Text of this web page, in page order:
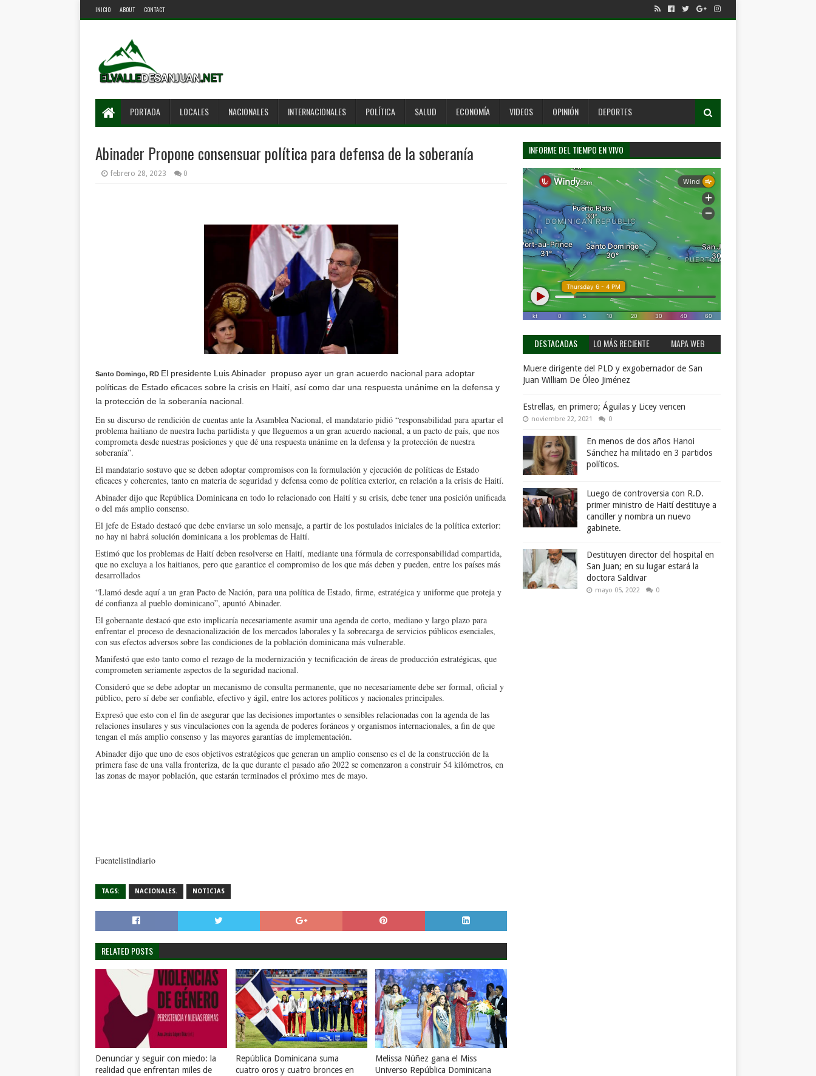
INICIO ABOUT CONTACT
PORTADA LOCALES NACIONALES INTERNACIONALES POLÍTICA SALUD ECONOMÍA VIDEOS OPINIÓN DEPORTES
Abinader Propone consensuar política para defensa de la soberanía
febrero 28, 2023 0
Santo Domingo, RD El presidente Luis Abinader propuso ayer un gran acuerdo nacional para adoptar
políticas de Estado eficaces sobre la crisis en Haití, así como dar una respuesta unánime en la defensa y
la protección de la soberanía nacional.
En su discurso de rendición de cuentas ante la Asamblea Nacional, el mandatario pidió “responsabilidad para apartar el
problema haitiano de nuestra lucha partidista y que lleguemos a un gran acuerdo nacional, a un pacto de país, que nos
comprometa desde nuestras posiciones y que dé una respuesta unánime en la defensa y la protección de nuestra
soberanía”.
El mandatario sostuvo que se deben adoptar compromisos con la formulación y ejecución de políticas de Estado
eficaces y coherentes, tanto en materia de seguridad y defensa como de política exterior, en relación a la crisis de Haití.
Abinader dijo que República Dominicana en todo lo relacionado con Haití y su crisis, debe tener una posición unificada
o del más amplio consenso.
El jefe de Estado destacó que debe enviarse un solo mensaje, a partir de los postulados iniciales de la política exterior:
no hay ni habrá solución dominicana a los problemas de Haití.
Estimó que los problemas de Haití deben resolverse en Haití, mediante una fórmula de corresponsabilidad compartida,
que no excluya a los haitianos, pero que garantice el compromiso de los que más deben y pueden, entre los países más
desarrollados
“Llamó desde aquí a un gran Pacto de Nación, para una política de Estado, firme, estratégica y uniforme que proteja y
dé confianza al pueblo dominicano”, apuntó Abinader.
El gobernante destacó que esto implicaría necesariamente asumir una agenda de corto, mediano y largo plazo para
enfrentar el proceso de desnacionalización de los mercados laborales y la sobrecarga de servicios públicos esenciales,
con sus efectos adversos sobre las condiciones de la población dominicana más vulnerable.
Manifestó que esto tanto como el rezago de la modernización y tecnificación de áreas de producción estratégicas, que
comprometen seriamente aspectos de la seguridad nacional.
Consideró que se debe adoptar un mecanismo de consulta permanente, que no necesariamente debe ser formal, oficial y
público, pero sí debe ser confiable, efectivo y ágil, entre los actores políticos y nacionales principales.
Expresó que esto con el fin de asegurar que las decisiones importantes o sensibles relacionadas con la agenda de las
relaciones insulares y sus vinculaciones con la agenda de poderes foráneos y organismos internacionales, a fin de que
tengan el más amplio consenso y las mayores garantías de implementación.
Abinader dijo que uno de esos objetivos estratégicos que generan un amplio consenso es el de la construcción de la
primera fase de una valla fronteriza, de la que durante el pasado año 2022 se comenzaron a construir 54 kilómetros, en
las zonas de mayor población, que estarán terminados el próximo mes de mayo.
Fuentelistindiario
TAGS: NACIONALES. NOTICIAS
RELATED POSTS
Denunciar y seguir con miedo: la
realidad que enfrentan miles de
República Dominicana suma
cuatro oros y cuatro bronces en
Melissa Núñez gana el Miss
Universo República Dominicana
INFORME DEL TIEMPO EN VIVO
DESTACADAS LO MÁS RECIENTE MAPA WEB
Muere dirigente del PLD y exgobernador de San
Juan William De Óleo Jiménez
Estrellas, en primero; Águilas y Licey vencen
noviembre 22, 2021 0
En menos de dos años Hanoi
Sánchez ha militado en 3 partidos
políticos.
Luego de controversia con R.D.
primer ministro de Haití destituye a
canciller y nombra un nuevo
gabinete.
Destituyen director del hospital en
San Juan; en su lugar estará la
doctora Saldivar
mayo 05, 2022 0